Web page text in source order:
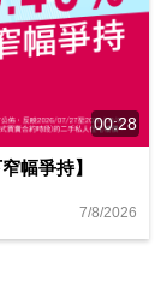
00:28
幅爭持】
7/8/2026